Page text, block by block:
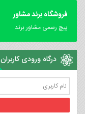
فروشگاه برند مشاور
پیچ رسمی مشاور برند
درگاه ورودی کاربران